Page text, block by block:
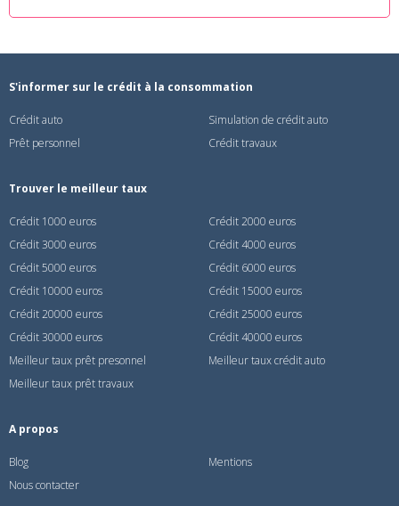
S'informer sur le crédit à la consommation
Crédit auto
Simulation de crédit auto
Prêt personnel
Crédit travaux
Trouver le meilleur taux
Crédit 1000 euros
Crédit 2000 euros
Crédit 3000 euros
Crédit 4000 euros
Crédit 5000 euros
Crédit 6000 euros
Crédit 10000 euros
Crédit 15000 euros
Crédit 20000 euros
Crédit 25000 euros
Crédit 30000 euros
Crédit 40000 euros
Meilleur taux prêt presonnel
Meilleur taux crédit auto
Meilleur taux prêt travaux
A propos
Blog
Mentions
Nous contacter